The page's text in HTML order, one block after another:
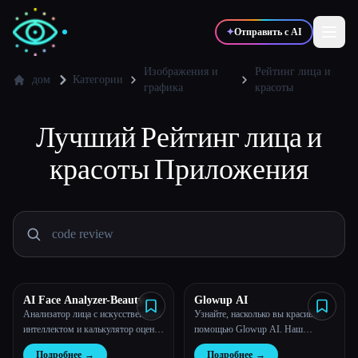
✦Отправить с AI
Разработчики 📈 Маркетологи
🎓 Студенты
Блог
Сравнить инструменты
дом Категории
Изображения и
графика
Рейтинг лица и
красоты
ЛучшийРейтинг лица и
красотыПриложения
AI Face Analyzer-Beauty
Score Calculator
Анализатор лица с искусственным
интеллектом и калькулятор оценки
красоты
Подробнее →
Glowup AI
Узнайте, насколько вы красивы с
помощью Glowup AI. Наш
инструмент служит вашим
Подробнее →